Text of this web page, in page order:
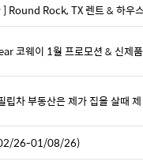
Round Rock, TX 렌트 & 하우
코웨이 1월 프로모션 & 신제품
차 부동산은 제가 집을 살때
26-01/08/26)